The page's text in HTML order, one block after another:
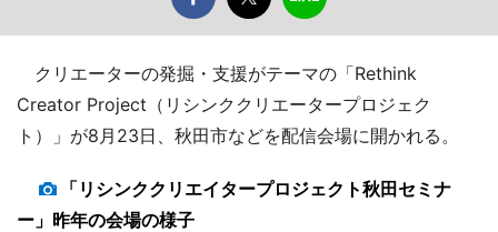
クリエーターの発掘・支援がテーマの「Rethink
Creator Project（リシンククリエータープロジェク
ト）」が8月23日、秋田市などを配信会場に開かれる。
「リシンククリエイタープロジェクト秋田セミナ
ー」昨年の会場の様子